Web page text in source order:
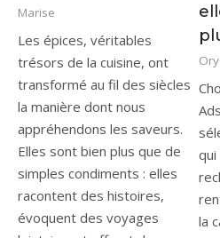
Marise
Les épices, véritables
trésors de la cuisine, ont
transformé au fil des siècles
la manière dont nous
appréhendons les saveurs.
Elles sont bien plus que de
simples condiments : elles
racontent des histoires,
évoquent des voyages
la